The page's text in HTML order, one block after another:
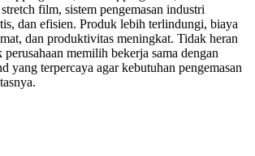
film, sistem pengemasan industri
dan efisien. Produk lebih terlindungi, biaya
dan produktivitas meningkat. Tidak heran
memilih bekerja sama dengan
yang terpercaya agar kebutuhan pengemasan